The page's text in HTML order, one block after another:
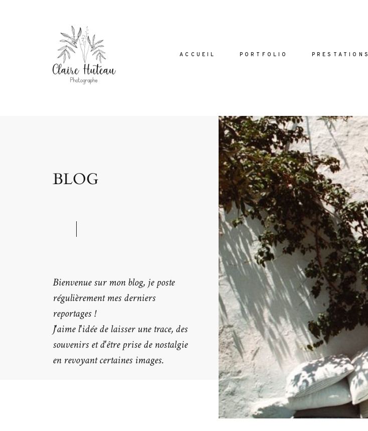
ACCUEIL PORTFOLIO PRESTATIONS
BLOG
Bienvenue sur mon blog, je poste
régulièrement mes derniers
reportages !
J'aime l'idée de laisser une trace, des
souvenirs et d'être prise de nostalgie
en revoyant certaines images.
Dolor Tristique
Nullam quis risus eget urna mollis ornare vel eu
leo. Aenean lacinia bibendum nulla sed
consectetur. Aenean lacinia bibendum nulla sed
consectetur. Maecenas faucibus mollis interdum.
Maecenas faucibus mollis interdum. Etiam porta
sem malesuada magna mollis euismod.